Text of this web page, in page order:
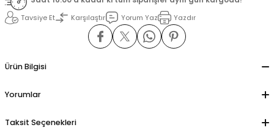
Tavsiye Et
Karşılaştır Yorum Yaz Yazdır
Ürün Bilgisi
Yorumlar
Taksit Seçenekleri